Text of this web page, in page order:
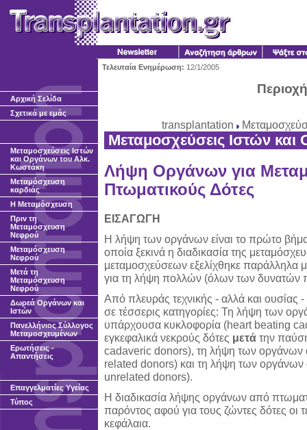
Τελευταία Ενημέρωση: 12/1/2005
Αρχική Σελίδα
Σχετικά με εμάς
Μεταμοσχεύσεις Ιστών
και Οργάνων του Αλκ.
Κωστάκη
Μεταμόσχευση
καρδιάς
H Μεταμόσχευση
Πριν τη
Μεταμόσχευση
Νεφρού
Μεταμόσχευση
Νεφρού
Μετά τη
Μεταμόσχευση
Νεφρού
Δωρεά Οργάνων και
Ιστών
Πανελλήνιος Σύλλογος
Μεταμοσχευμένων
Ερωτήσεις -
Απαντήσεις
Επαγγελματίες Υγείας
Τύπος
transplantation
Μεταμοσχεύσεις Ιστών
Λήψη Οργάνων για
Πτωματικούς Δότες
ΕΙΣΑΓΩΓΗ
Η λήψη των οργάνων είναι το πρώτο
οποία ξεκινά η διαδικασία της
μεταμοσχεύσεων εξελίχθηκε παράλληλα
για τη λήψη πολλών (όλων των δυνατών
Από πλευράς τεχνικής - αλλά και ουσίας
σε τέσσερις κατηγορίες: Τη λήψη των
υπάρχουσα κυκλοφορία (heart beating
εγκεφαλικά νεκρούς δότες μετά την
cadaveric donors), τη λήψη των οργάνων
related donors) και τη λήψη των οργάνων
unrelated donors).
Η διαδικασία λήψης οργάνων από
παρόντος αφού για τους ζώντες δότες οι
κεφάλαια.